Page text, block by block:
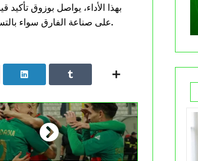
بهذا الأداء، يواصل بوزوق تأكيد
على صناعة الفارق سواء بالتسجيل أو التمرير، ما يجعله أحد أبرز عناصر فريقه هذا الموسم.